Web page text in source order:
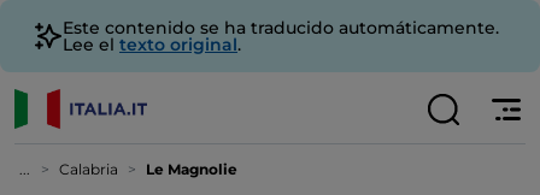
Este contenido se ha traducido automáticamente.
Lee el texto original.
... Calabria Le Magnolie